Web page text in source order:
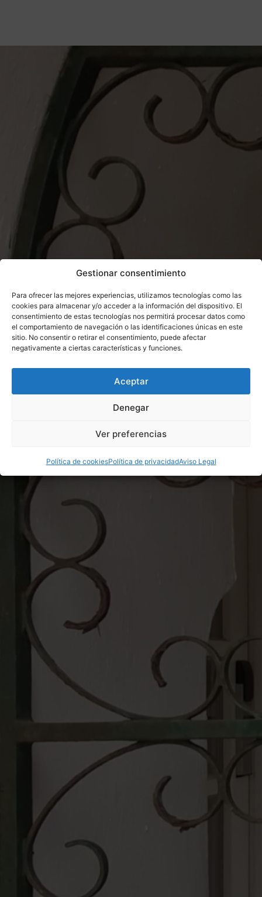
Gestionar consentimiento
Para ofrecer las mejores experiencias, utilizamos tecnologías como las
cookies para almacenar y/o acceder a la información del dispositivo. El
consentimiento de estas tecnologías nos permitirá procesar datos como
el comportamiento de navegación o las identificaciones únicas en este
sitio. No consentir o retirar el consentimiento, puede afectar
negativamente a ciertas características y funciones.
Aceptar
Denegar
Ver preferencias
Política de cookiesPolítica de privacidadAviso Legal